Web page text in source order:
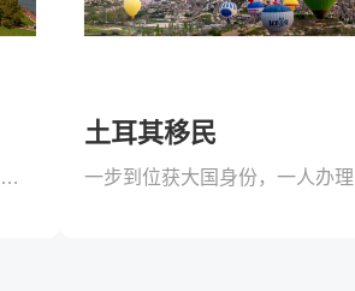
尊享美国优质教育，一人申请，全家获益！
土耳其移民